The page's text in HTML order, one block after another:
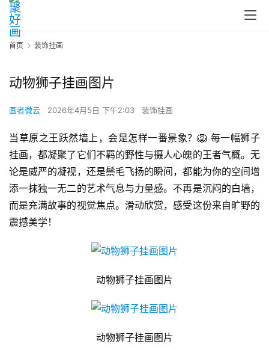
首页 装饰挂画
动物狮子挂画图片
画者微云 2026年4月5日 下午2:03 装饰挂画
当草原之王跃然墙上，会是怎样一番景象？🦁️ 每一幅狮子
挂画，都凝聚了它们不羁的野性与摄人心魄的王者气概。无
论是威严的凝视，还是鬃毛飞扬的瞬间，都能为你的空间增
添一抹独一无二的艺术气息与力量感。不再是沉闷的白墙，
而是充满故事的视觉焦点。滑动欣赏，感受这份来自旷野的
震撼美学！
动物狮子挂画图片
动物狮子挂画图片